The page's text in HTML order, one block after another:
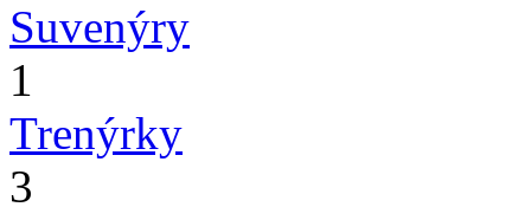
Suvenýry
1
Trenýrky
3